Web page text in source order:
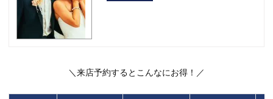
＼来店予約するとこんなにお得！／